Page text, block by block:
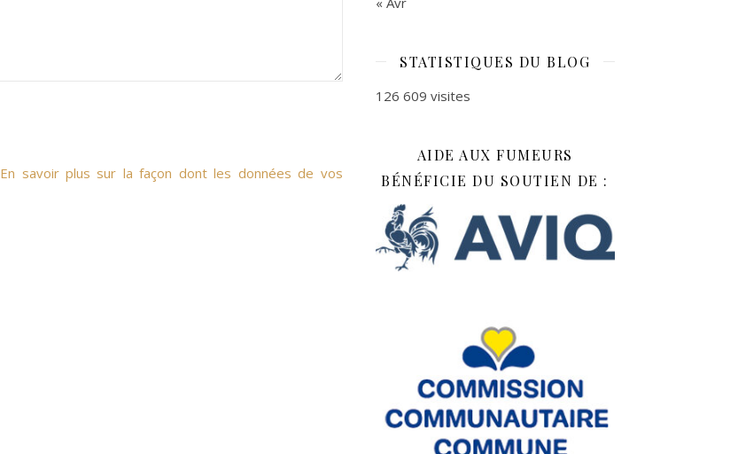
En savoir plus sur la façon dont les données de vos
STATISTIQUES DU BLOG
126 609 visites
AIDE AUX FUMEURS
BÉNÉFICIE DU SOUTIEN DE :